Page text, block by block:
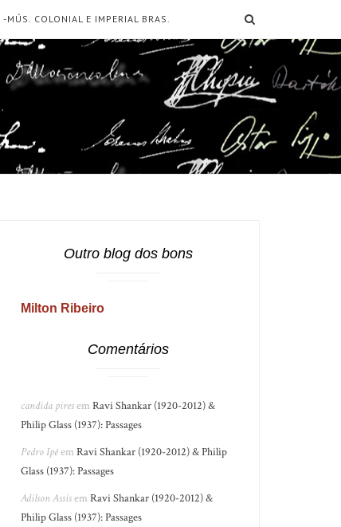
-MÚS. COLONIAL E IMPERIAL BRAS.
Outro blog dos bons
Milton Ribeiro
Comentários
candida piresemRavi Shankar (1920-2012) &
Philip Glass (1937): Passages
Pedro IpêemRavi Shankar (1920-2012) & Philip
Glass (1937): Passages
Adilson AssisemRavi Shankar (1920-2012) &
Philip Glass (1937): Passages